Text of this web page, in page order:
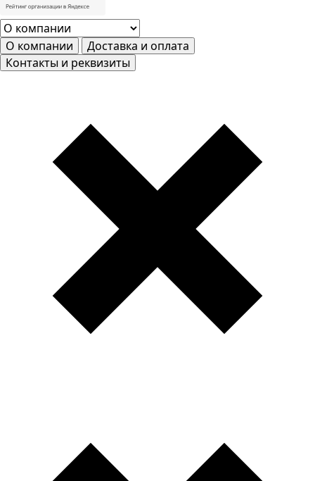
О компании
Доставка и оплата
Контакты и реквизиты